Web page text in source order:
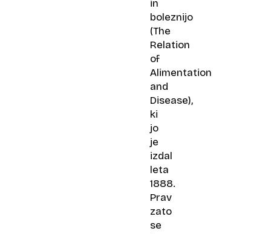
in
boleznijo​
(The
Relation
of
Alimentation
and
Disease),
ki
jo
je
izdal
leta
1888.
Prav
zato
se